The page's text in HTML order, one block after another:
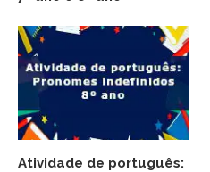
Atividade de português: